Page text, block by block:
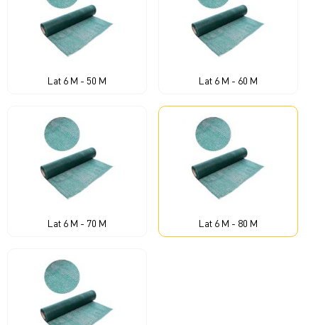
Lat 6 M - 50 M Lat 6 M - 60 M
Lat 6 M - 70 M Lat 6 M - 80 M